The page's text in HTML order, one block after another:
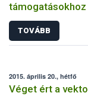
támogatásokhoz
TOVÁBB
2015. április 20., hétfő
Véget ért a